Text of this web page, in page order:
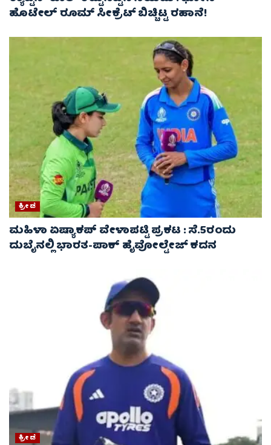
ಹೊಟೇಲ್ ರೂಮ್ ಸೀಕ್ರೆಟ್ ಬಿಚ್ಚಿಟ್ಟ ರಹಾನೆ!
ಕ್ರೀಡೆ
ಮಹಿಳಾ ಏಷ್ಯಾಕಪ್ ವೇಳಾಪಟ್ಟಿ ಪ್ರಕಟ : ಸೆ.5ರಂದು
ದುಬೈನಲ್ಲಿ ಭಾರತ-ಪಾಕ್‌ ಹೈವೋಲ್ಟೇಜ್ ಕದನ
ಕ್ರೀಡೆ